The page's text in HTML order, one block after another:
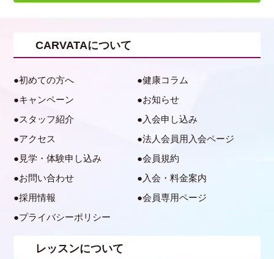
CARVATAについて
初めての方へ
健康コラム
キャンペーン
お知らせ
スタッフ紹介
入会申し込み
アクセス
法人会員用入会ページ
見学・体験申し込み
会員規約
お問い合わせ
入会・料金案内
採用情報
会員専用ページ
プライバシーポリシー
レッスンについて